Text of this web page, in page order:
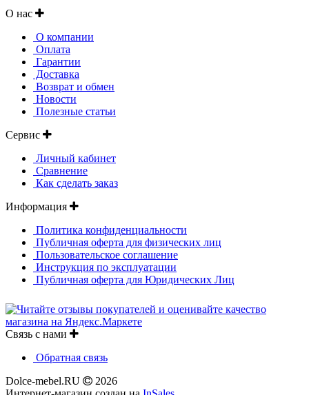
О нас
О компании
Оплата
Гарантии
Доставка
Возврат и обмен
Новости
Полезные статьи
Сервис
Личный кабинет
Сравнение
Как сделать заказ
Информация
Политика конфиденциальности
Публичная оферта для физических лиц
Пользовательское соглашение
Инструкция по эксплуатации
Публичная оферта для Юридических Лиц
Связь с нами
Обратная связь
Dolce-mebel.RU
2026